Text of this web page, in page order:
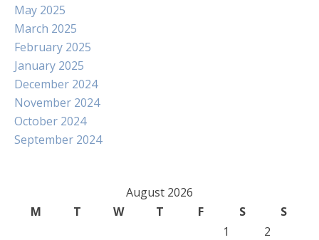
May 2025
March 2025
February 2025
January 2025
December 2024
November 2024
October 2024
September 2024
August 2026
M
T W T F S
S
1
2